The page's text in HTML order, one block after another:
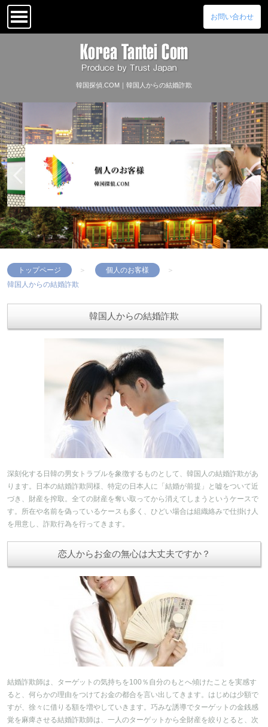
お問い合わせ
韓国探偵.COM｜韓国人からの結婚詐欺
トップページ
個人のお客様
韓国人からの結婚詐欺
韓国人からの結婚詐欺
深刻化する日韓の男女トラブルを象徴するものとして、韓国人の結婚詐欺があ
ります。日本の結婚詐欺同様、特定の日本人に「結婚が前提」と嘘をついて近
づき、財産を搾取。全ての財産を奪い取ってから消えてしまうというケースで
す。所在や名前を偽っているケースも多く、ひどい場合は組織絡みで仕掛け人
を用意し、詐欺行為を行ってきます。
恋人からお金の無心は大丈夫ですか？
結婚詐欺師は、ターゲットの気持ちを100％自分のもとへ傾けたことを実感す
ると、何らかの理由をつけてお金の都合を言い出してきます。はじめは少額で
すが、徐々に借りる額を増やしていきます。巧みな誘導でターゲットの金銭感
覚を麻痺させる結婚詐欺師は、一人のターゲットから全財産を絞りとると、次